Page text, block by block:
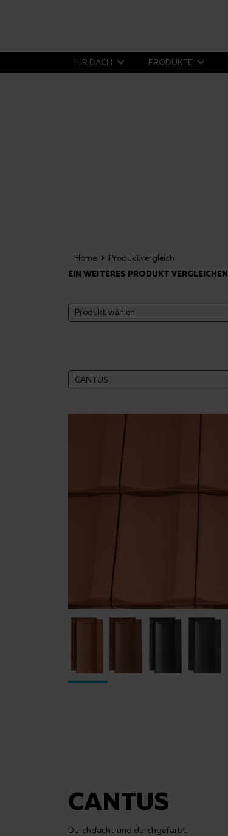
IHR DACH PRODUKTE
Home
Produktvergleich
EIN WEITERES PRODUKT VERGLEICHEN
CANTUS
Durchdacht und durchgefärbt.